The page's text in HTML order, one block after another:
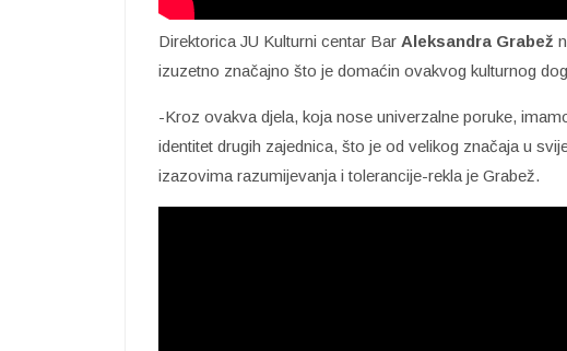
Direktorica JU Kulturni centar Bar Aleksandra Grabež
izuzetno značajno što je domaćin ovakvog kulturnog
-Kroz ovakva djela, koja nose univerzalne poruke,
identitet drugih zajednica, što je od velikog značaja u
izazovima razumijevanja i tolerancije-rekla je Grabež.